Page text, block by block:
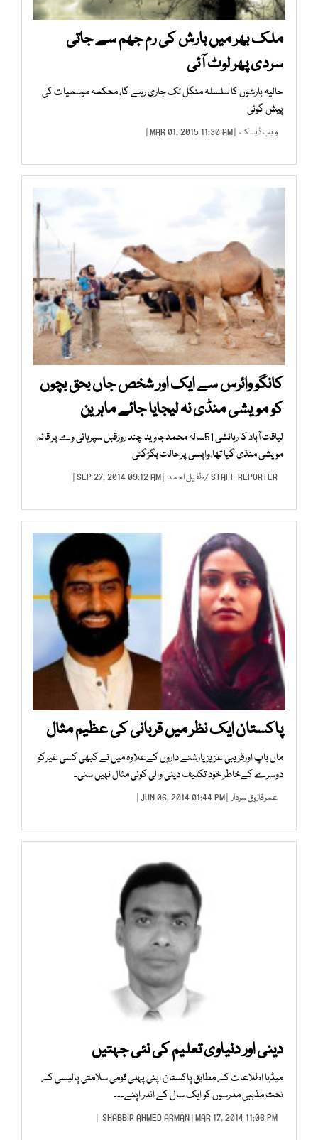
ملک بھر میں بارش کی رم جھم سے جاتی
سردی پھر لوٹ آئی
حالیہ بارشوں کا سلسلہ منگل تک جاری رہے گا، محکمہ موسمیات کی
پیش گوئی
ویب ڈیسک | MAR 01, 2015 11:30 AM |
کانگو وائرس سے ایک اور شخص جاں بحق بچوں
کو مویشی منڈی نہ لیجایا جائے ماہرین
لیاقت آباد کا رہائشی 51سالہ محمدجاوید چند روزقبل سپرہائی وے پر قائم
مویشی منڈی گیا تھا،واپسی پرحالت بگڑگئی
STAFF REPORTER
/طفیل احمد | SEP 27, 2014 09:12 AM |
پاکستان ایک نظر میں قربانی کی عظیم مثال
ماں باپ اورقریبی عزیز یارشتے داروں کےعلاوہ میں نے کبھی کسی غیرکو
دوسرے کےخاطر خود تکلیف دینی والی کوئی مثال نہیں سنی۔
عمرفاروق سردار | JUN 06, 2014 01:44 PM |
دینی اور دنیاوی تعلیم کی نئی جہتیں
میڈیا اطلاعات کے مطابق پاکستان اپنی پہلی قومی سلامتی پالیسی کے
تحت مذہبی مدرسوں کو ایک سال کے اندر اپنے۔۔۔
SHABBIR AHMED ARMAN| MAR 17, 2014 11:06 PM |